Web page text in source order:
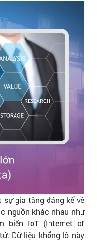
sự gia tăng đáng kể về
nguồn khác nhau như
biến IoT (Internet of
Dữ liệu khổng lồ này